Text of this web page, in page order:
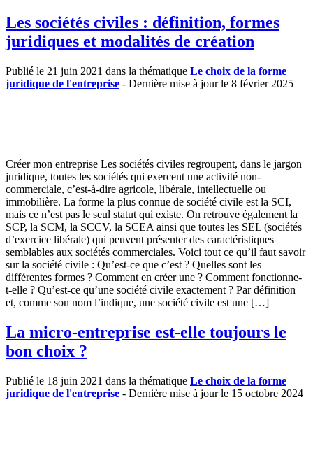
Les sociétés civiles : définition, formes
juridiques et modalités de création
Publié le 21 juin 2021 dans la thématique Le choix de la forme
juridique de l'entreprise - Dernière mise à jour le 8 février 2025
Créer mon entreprise Les sociétés civiles regroupent, dans le jargon
juridique, toutes les sociétés qui exercent une activité non-
commerciale, c’est-à-dire agricole, libérale, intellectuelle ou
immobilière. La forme la plus connue de société civile est la SCI,
mais ce n’est pas le seul statut qui existe. On retrouve également la
SCP, la SCM, la SCCV, la SCEA ainsi que toutes les SEL (sociétés
d’exercice libérale) qui peuvent présenter des caractéristiques
semblables aux sociétés commerciales. Voici tout ce qu’il faut savoir
sur la société civile : Qu’est-ce que c’est ? Quelles sont les
différentes formes ? Comment en créer une ? Comment fonctionne-
t-elle ? Qu’est-ce qu’une société civile exactement ? Par définition
et, comme son nom l’indique, une société civile est une […]
La micro-entreprise est-elle toujours le
bon choix ?
Publié le 18 juin 2021 dans la thématique Le choix de la forme
juridique de l'entreprise - Dernière mise à jour le 15 octobre 2024